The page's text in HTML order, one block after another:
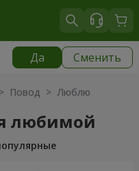
Да Сменить
> Повод > Люблю
любимой